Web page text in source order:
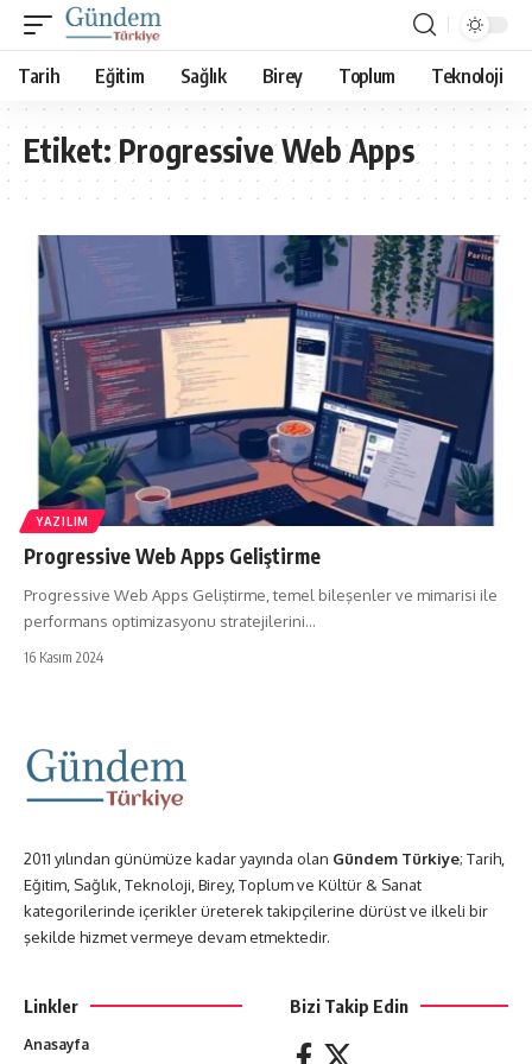
Tarih Eğitim Sağlık Birey Toplum Teknoloji
Etiket:Progressive Web Apps
YAZILIM
Progressive Web Apps Geliştirme
Progressive Web Apps Geliştirme, temel bileşenler ve mimarisi ile
performans optimizasyonu stratejilerini…
16 Kasım 2024
2011 yılından günümüze kadar yayında olan Gündem Türkiye; Tarih,
Eğitim, Sağlık, Teknoloji, Birey, Toplum ve Kültür & Sanat
kategorilerinde içerikler üreterek takipçilerine dürüst ve ilkeli bir
şekilde hizmet vermeye devam etmektedir.
Linkler
Anasayfa
Bizi Takip Edin